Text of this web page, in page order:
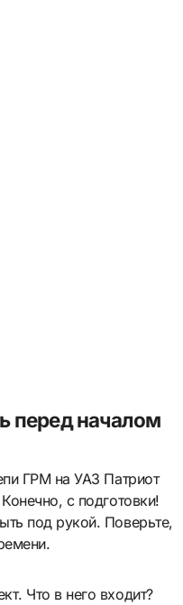
перед началом
ГРМ на УАЗ Патриот
с подготовки!
под рукой. Поверьте,
Что в него входит?